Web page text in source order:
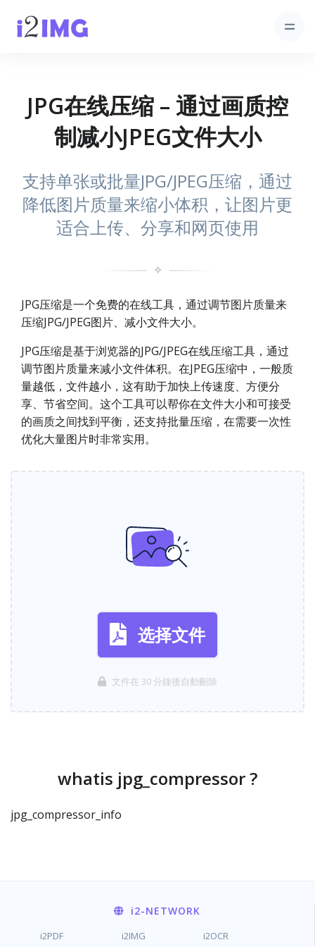
JPG在线压缩 – 通过画质控
制减小JPEG文件大小
支持单张或批量JPG/JPEG压缩，通过
降低图片质量来缩小体积，让图片更
适合上传、分享和网页使用
✧
JPG压缩是一个免费的在线工具，通过调节图片质量来
压缩JPG/JPEG图片、减小文件大小。
JPG压缩是基于浏览器的JPG/JPEG在线压缩工具，通过
调节图片质量来减小文件体积。在JPEG压缩中，一般质
量越低，文件越小，这有助于加快上传速度、方便分
享、节省空间。这个工具可以帮你在文件大小和可接受
的画质之间找到平衡，还支持批量压缩，在需要一次性
优化大量图片时非常实用。
选择文件
文件在 30 分鐘後自動刪除
whatis jpg_compressor ?
jpg_compressor_info
i2-NETWORK
i2PDF i2IMG i2OCR